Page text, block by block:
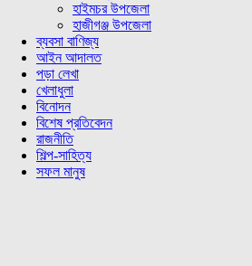
হাইমচর উপজেলা
হাজীগঞ্জ উপজেলা
ব্যবসা বাণিজ্য
আইন আদালত
পড়া লেখা
খেলাধুলা
বিনোদন
বিশেষ প্রতিবেদন
রাজনীতি
শিল্প-সাহিত্য
সফল মানুষ